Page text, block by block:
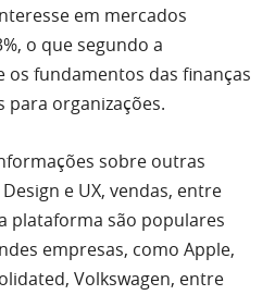
em mercados
o que segundo a
fundamentos das finanças
organizações.
sobre outras
e UX, vendas, entre
plataforma são populares
empresas, como Apple,
Volkswagen, entre